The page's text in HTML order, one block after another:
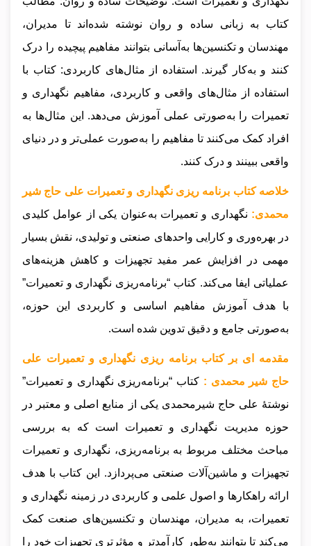
کتاب به زبانی ساده و روان نوشته شده‌اند تا مدیران،
مهندسان و تکنسین‌ها به‌آسانی بتوانند مفاهیم پیچیده را درک
کنند و به‌کار گیرند. استفاده از مثال‌های کاربردی: کتاب با
استفاده از مثال‌های واقعی و کاربردی، مفاهیم نگهداری و
تعمیرات را به‌صورتی عملی آموزش می‌دهد. این مثال‌ها به
افراد کمک می‌کنند تا مفاهیم را به‌صورت عملی‌تر و در دنیای
واقعی ببینند و درک کنند.
خلاصه کتاب برنامه ریزی نگهداری و تعمیرات علی حاج شیر
محمدی: نگهداری و تعمیرات به‌عنوان یکی از عوامل کلیدی
در بهره‌وری و کارایی واحدهای صنعتی و تولیدی، نقش بسیار
مهمی در افزایش عمر مفید تجهیزات و کاهش هزینه‌های
عملیاتی ایفا می‌کند. کتاب “برنامه‌ریزی نگهداری و تعمیرات”
با هدف آموزش مفاهیم اساسی و کاربردی این حوزه،
به‌صورتی جامع و دقیق تدوین شده است.
مقدمه ای بر کتاب برنامه ریزی نگهداری و تعمیرات علی
حاج شیر محمدی : کتاب “برنامه‌ریزی نگهداری و تعمیرات”
نوشتهٔ علی حاج شیرمحمدی یکی از منابع اصلی و معتبر در
حوزه مدیریت نگهداری و تعمیرات است که به بررسی
مباحث مختلف مربوط به برنامه‌ریزی، نگهداری و تعمیرات
تجهیزات و ماشین‌آلات صنعتی می‌پردازد. این کتاب با هدف
ارائه راهکارها و اصول علمی و کاربردی در زمینه نگهداری و
تعمیرات، به مدیران، مهندسان و تکنسین‌های صنعت کمک
می‌کند تا بتوانند به‌طور کارآمدتر و مؤثرتری تجهیزات خود را